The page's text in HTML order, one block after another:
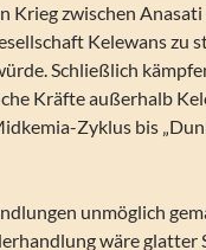
Krieg zwischen Anasati
Kelewans zu
Schließlich
Kräfte außerhalb
Zyklus bis
unmöglich
wäre glatter